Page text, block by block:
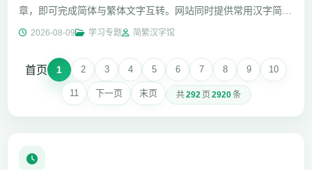
章，即可完成简体与繁体文字互转。网站同时提供常用汉字简繁
写法、读...
2026-08-09 学习专题 简繁汉字馆
首页 1 2 3 4 5 6 7 8 9 10
11 下一页 末页 共292 页 2920条